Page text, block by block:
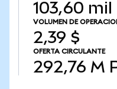
103,60 mil
VOLUMEN DE
2,39 $
OFERTA CIRCULANTE
292,76 M